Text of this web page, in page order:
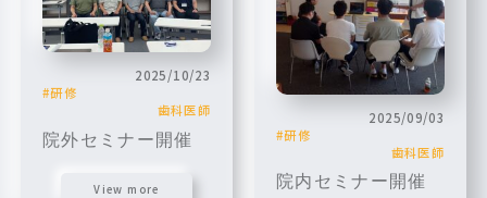
2025/10/23
研修
歯科医師
院外セミナー開催
View more
2025/09/03
研修
歯科医師
院内セミナー開催